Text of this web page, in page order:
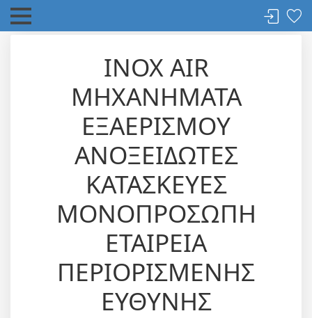
INOX AIR
ΜΗΧΑΝΗΜΑΤΑ
ΕΞΑΕΡΙΣΜΟΥ
ΑΝΟΞΕΙΔΩΤΕΣ
ΚΑΤΑΣΚΕΥΕΣ
ΜΟΝΟΠΡΟΣΩΠΗ
ΕΤΑΙΡΕΙΑ
ΠΕΡΙΟΡΙΣΜΕΝΗΣ
ΕΥΘΥΝΗΣ